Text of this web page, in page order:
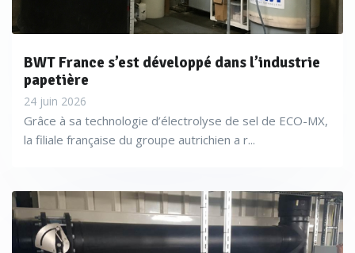
BWT France s’est développé dans l’industrie
papetière
24 juin 2026
Grâce à sa technologie d’électrolyse de sel de ECO-MX,
la filiale française du groupe autrichien a r...